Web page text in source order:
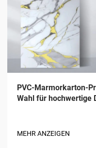
PVC-Marmorkarton-
Wahl für hochwertige
MEHR ANZEIGEN